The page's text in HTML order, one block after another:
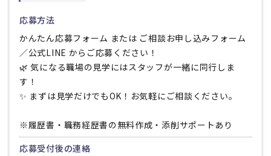
応募方法
かんたん応募フォーム または ご相談お申し込みフォーム
／公式LINE からご応募ください！
🌿 気になる職場の見学にはスタッフが一緒に同行しま
す！
✨ まずは見学だけでもOK！お気軽にご相談ください。
※履歴書・職務経歴書の無料作成・添削サポートあり
応募受付後の連絡